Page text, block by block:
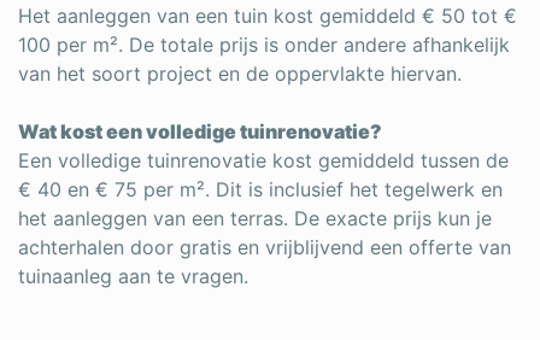
Het aanleggen van een tuin kost gemiddeld € 50 tot €
100 per m². De totale prijs is onder andere afhankelijk
van het soort project en de oppervlakte hiervan.
Wat kost een volledige tuinrenovatie?
Een volledige tuinrenovatie kost gemiddeld tussen de
€ 40 en € 75 per m². Dit is inclusief het tegelwerk en
het aanleggen van een terras. De exacte prijs kun je
achterhalen door gratis en vrijblijvend een offerte van
tuinaanleg aan te vragen.